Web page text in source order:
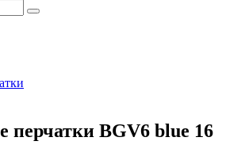
перчатки BGV6 blue 16